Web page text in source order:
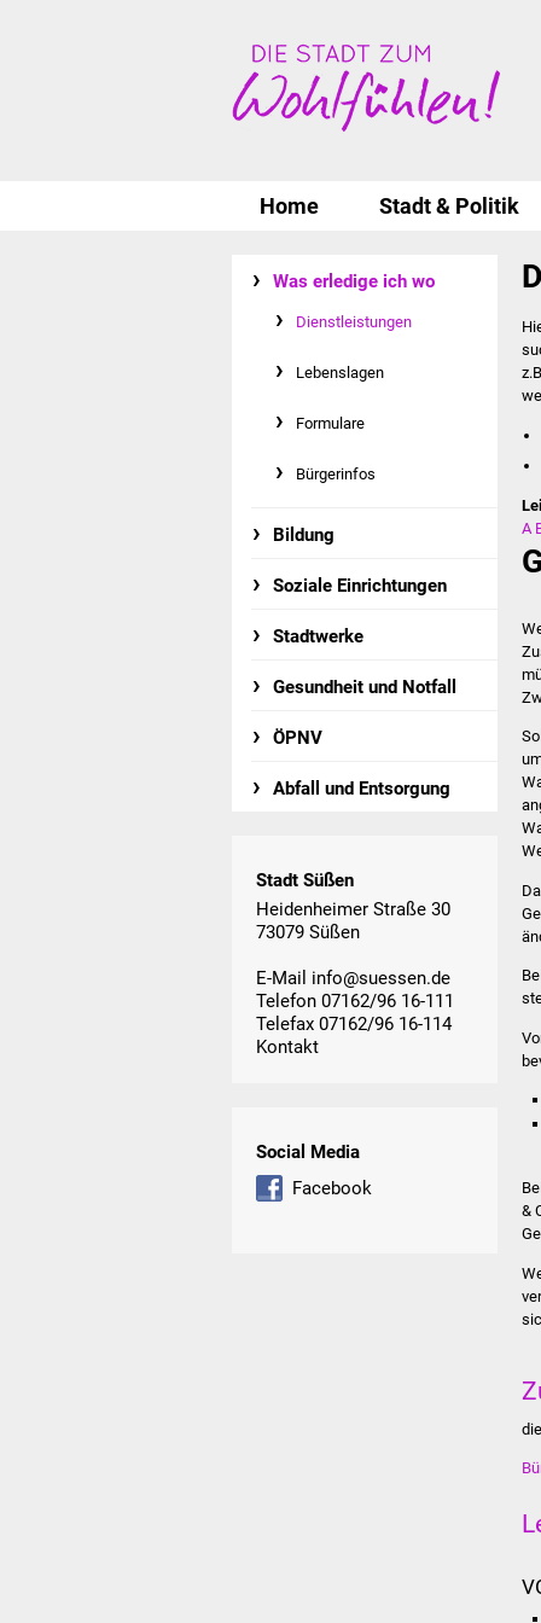
Home Stadt & Politik
Was erledige ich wo
Dienstleistungen
Lebenslagen
Formulare
Bürgerinfos
Bildung
Soziale Einrichtungen
Stadtwerke
Gesundheit und Notfall
ÖPNV
Abfall und Entsorgung
Stadt Süßen
Heidenheimer Straße 30
73079 Süßen
E-Mail info@suessen.de
Telefon 07162/96 16-111
Telefax 07162/96 16-114
Kontakt
Social Media
Facebook
A
&